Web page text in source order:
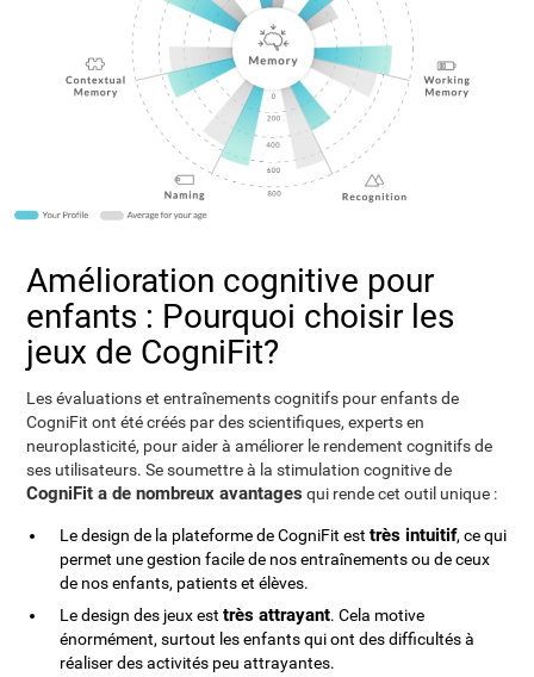
Amélioration cognitive pour
enfants : Pourquoi choisir les
jeux de CogniFit?
Les évaluations et entraînements cognitifs pour enfants de
CogniFit ont été créés par des scientifiques, experts en
neuroplasticité, pour aider à améliorer le rendement cognitifs de
ses utilisateurs. Se soumettre à la stimulation cognitive de
CogniFit a de nombreux avantages qui rende cet outil unique :
Le design de la plateforme de CogniFit esttrès intuitif, ce qui
permet une gestion facile de nos entraînements ou de ceux
de nos enfants, patients et élèves.
Le design des jeux esttrès attrayant. Cela motive
énormément, surtout les enfants qui ont des difficultés à
réaliser des activités peu attrayantes.